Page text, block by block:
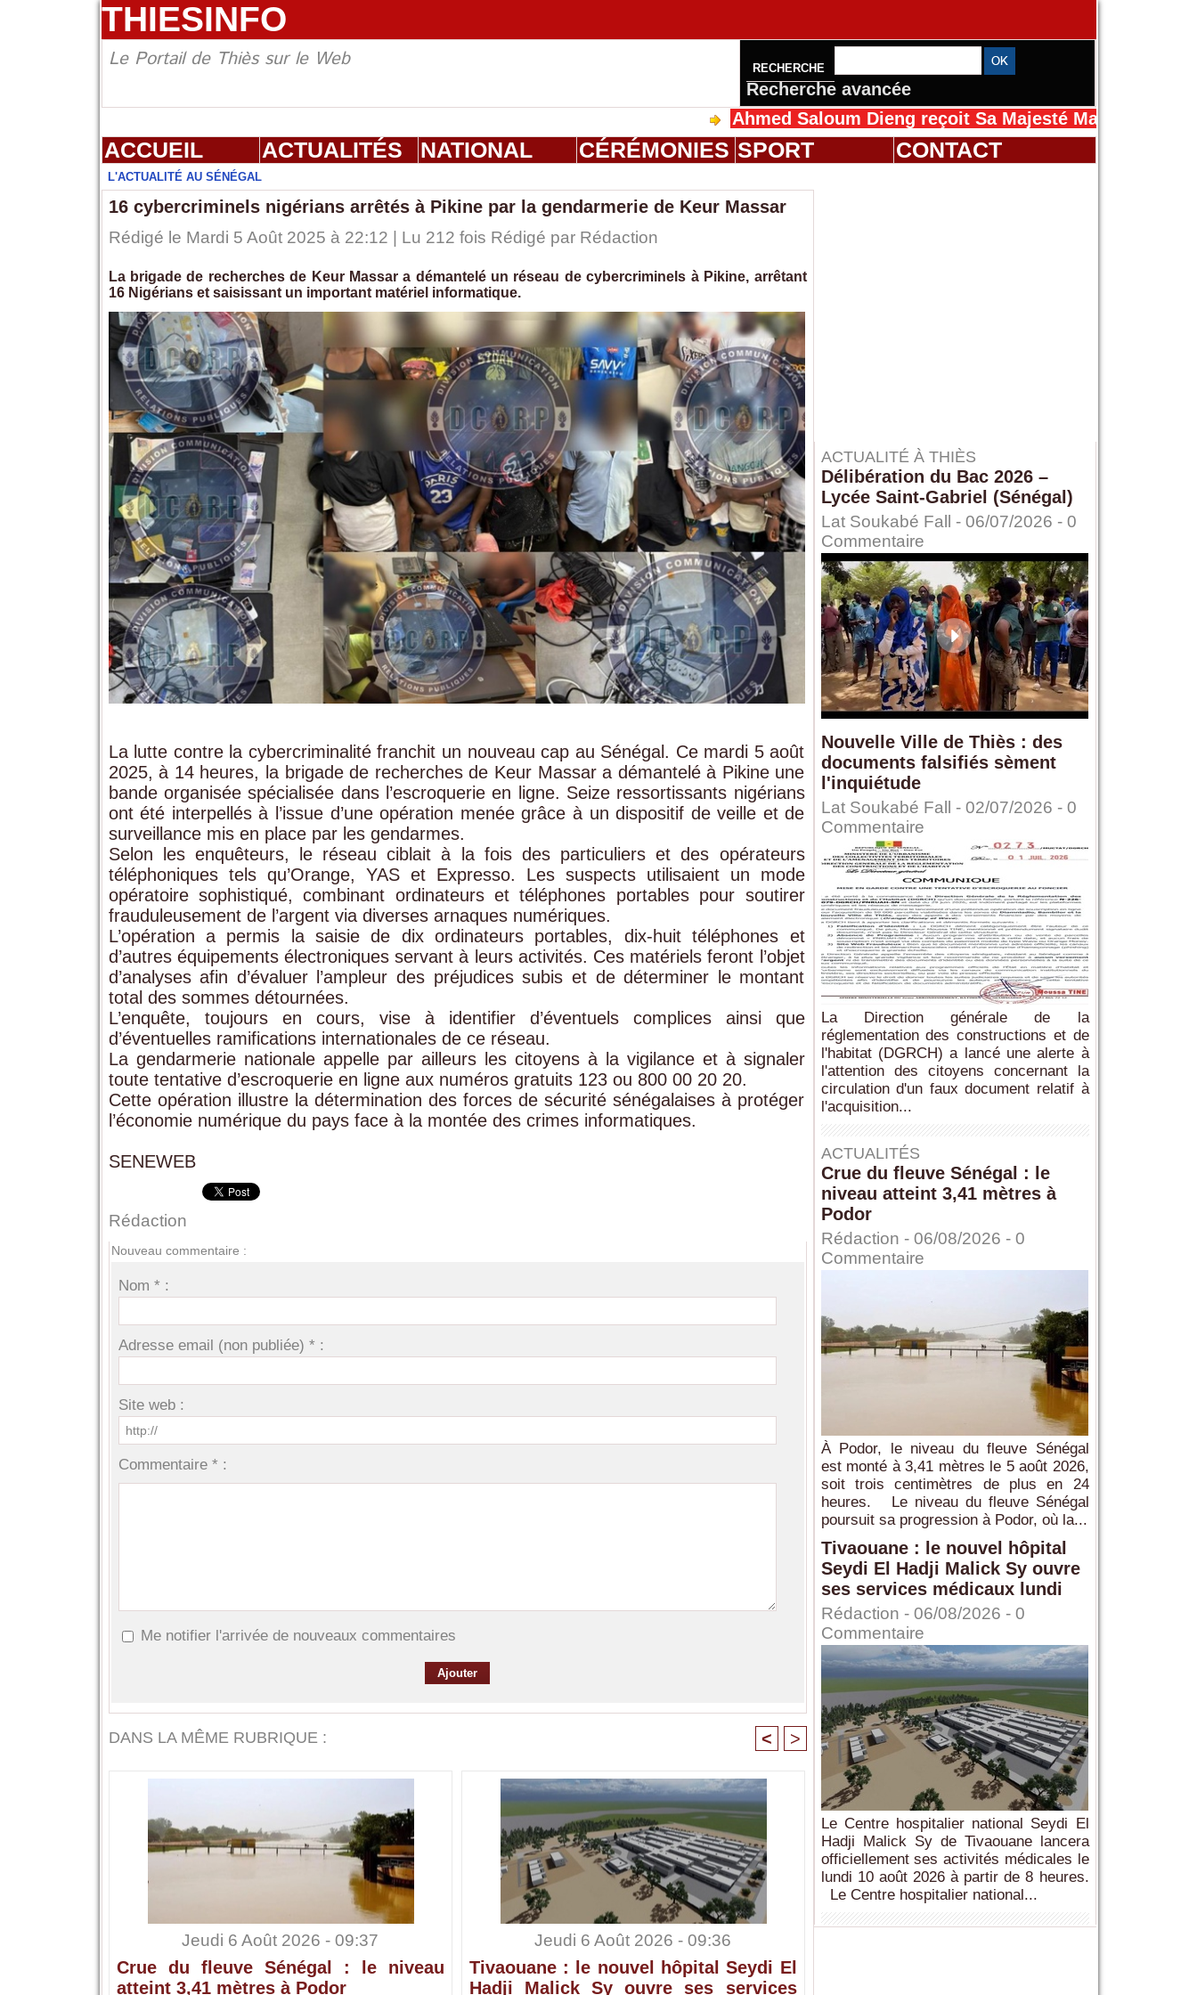
THIESINFO
Le Portail de Thiès sur le Web RECHERCHE
Recherche avancée
Ahmed Saloum Dieng reçoit Sa Majesté Mansah Cissé au
ACCUEIL ACTUALITÉS NATIONAL CÉRÉMONIES SPORT CONTACT
L'ACTUALITÉ AU SÉNÉGAL
16 cybercriminels nigérians arrêtés à Pikine par la gendarmerie de Keur Massar
Rédigé le Mardi 5 Août 2025 à 22:12 | Lu 212 fois Rédigé par Rédaction
La brigade de recherches de Keur Massar a démantelé un réseau de cybercriminels à Pikine, arrêtant
16 Nigérians et saisissant un important matériel informatique.
La lutte contre la cybercriminalité franchit un nouveau cap au Sénégal. Ce mardi 5 août
2025, à 14 heures, la brigade de recherches de Keur Massar a démantelé à Pikine une
bande organisée spécialisée dans l’escroquerie en ligne. Seize ressortissants nigérians
ont été interpellés à l’issue d’une opération menée grâce à un dispositif de veille et de
surveillance mis en place par les gendarmes.
Selon les enquêteurs, le réseau ciblait à la fois des particuliers et des opérateurs
téléphoniques tels qu’Orange, YAS et Expresso. Les suspects utilisaient un mode
opératoire sophistiqué, combinant ordinateurs et téléphones portables pour soutirer
frauduleusement de l’argent via diverses arnaques numériques.
L’opération a permis la saisie de dix ordinateurs portables, dix-huit téléphones et
d’autres équipements électroniques servant à leurs activités. Ces matériels feront l’objet
d’analyses afin d’évaluer l’ampleur des préjudices subis et de déterminer le montant
total des sommes détournées.
L’enquête, toujours en cours, vise à identifier d’éventuels complices ainsi que
d’éventuelles ramifications internationales de ce réseau.
La gendarmerie nationale appelle par ailleurs les citoyens à la vigilance et à signaler
toute tentative d’escroquerie en ligne aux numéros gratuits 123 ou 800 00 20 20.
Cette opération illustre la détermination des forces de sécurité sénégalaises à protéger
l’économie numérique du pays face à la montée des crimes informatiques.
SENEWEB
Rédaction
Nouveau commentaire :
Nom * :
Adresse email (non publiée) * :
Site web :
Commentaire * :
Me notifier l'arrivée de nouveaux commentaires
DANS LA MÊME RUBRIQUE : < >
Jeudi 6 Août 2026 - 09:37
Crue du fleuve Sénégal : le niveau
atteint 3,41 mètres à Podor
Jeudi 6 Août 2026 - 09:36
Tivaouane : le nouvel hôpital Seydi El
Hadji Malick Sy ouvre ses services
ACTUALITÉ À THIÈS
Délibération du Bac 2026 –
Lycée Saint-Gabriel (Sénégal)
Lat Soukabé Fall - 06/07/2026 - 0
Commentaire
Nouvelle Ville de Thiès : des
documents falsifiés sèment
l'inquiétude
Lat Soukabé Fall - 02/07/2026 - 0
Commentaire
La Direction générale de la
réglementation des constructions et de
l'habitat (DGRCH) a lancé une alerte à
l'attention des citoyens concernant la
circulation d'un faux document relatif à
l'acquisition...
ACTUALITÉS
Crue du fleuve Sénégal : le
niveau atteint 3,41 mètres à
Podor
Rédaction - 06/08/2026 - 0
Commentaire
À Podor, le niveau du fleuve Sénégal
est monté à 3,41 mètres le 5 août 2026,
soit trois centimètres de plus en 24
heures. Le niveau du fleuve Sénégal
poursuit sa progression à Podor, où la...
Tivaouane : le nouvel hôpital
Seydi El Hadji Malick Sy ouvre
ses services médicaux lundi
Rédaction - 06/08/2026 - 0
Commentaire
Le Centre hospitalier national Seydi El
Hadji Malick Sy de Tivaouane lancera
officiellement ses activités médicales le
lundi 10 août 2026 à partir de 8 heures.
Le Centre hospitalier national...